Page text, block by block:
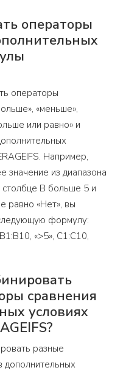
операторы
операторы
«меньше»,
или равно» и
Например,
значение из диапазона
B больше 5 и
равно «Нет», вы
формулу:
«>5», C1:C10,
сравнения
условиях
разные
дополнительных